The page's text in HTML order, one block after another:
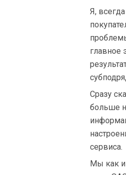
Я,
главное
Сразу
больше
сервиса.
Мы как и